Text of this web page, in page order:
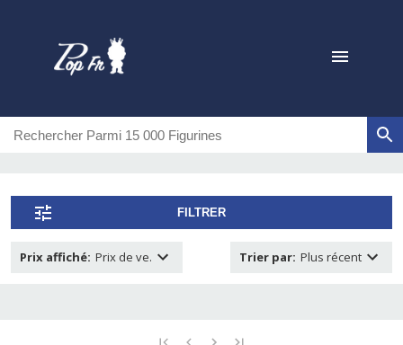
FILTRER
Prix affiché: Prix de ve. Trier par: Plus récent